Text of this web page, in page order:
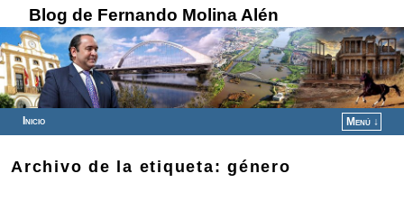
Blog de Fernando Molina Alén
Inicio
Menú ↓
Archivo de la etiqueta:género